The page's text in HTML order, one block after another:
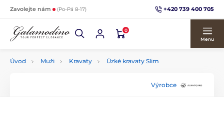
Zavolejte nám (Po-Pá 8-17) +420 739 400 705
0
Menu
Úvod Muži Kravaty Úzké kravaty Slim
Výrobce